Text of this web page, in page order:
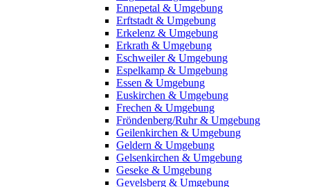
Ennepetal & Umgebung
Erftstadt & Umgebung
Erkelenz & Umgebung
Erkrath & Umgebung
Eschweiler & Umgebung
Espelkamp & Umgebung
Essen & Umgebung
Euskirchen & Umgebung
Frechen & Umgebung
Fröndenberg/Ruhr & Umgebung
Geilenkirchen & Umgebung
Geldern & Umgebung
Gelsenkirchen & Umgebung
Geseke & Umgebung
Gevelsberg & Umgebung